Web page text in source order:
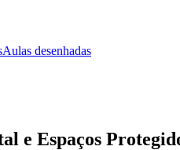
Aulas desenhadas
e Espaços